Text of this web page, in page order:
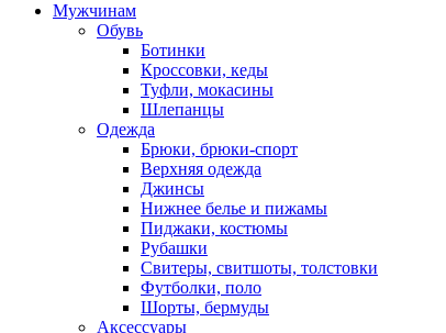
Мужчинам
Обувь
Ботинки
Кроссовки, кеды
Туфли, мокасины
Шлепанцы
Одежда
Брюки, брюки-спорт
Верхняя одежда
Джинсы
Нижнее белье и пижамы
Пиджаки, костюмы
Рубашки
Свитеры, свитшоты, толстовки
Футболки, поло
Шорты, бермуды
Аксессуары